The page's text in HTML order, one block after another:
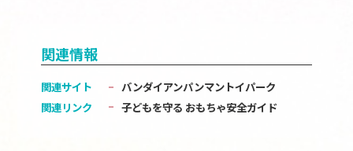
関連情報
関連サイト
バンダイアンパンマントイパーク
関連リンク
子どもを守る おもちゃ安全ガイド